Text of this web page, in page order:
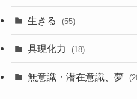
生きる (55)
具現化力 (18)
無意識・潜在意識、夢